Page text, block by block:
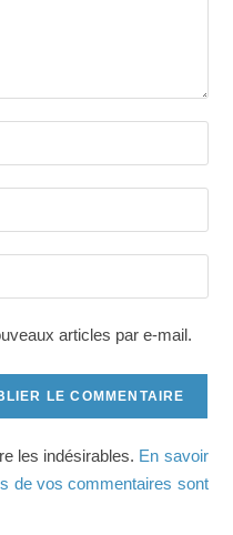
articles par e-mail.
les indésirables. En savoir
de vos commentaires sont